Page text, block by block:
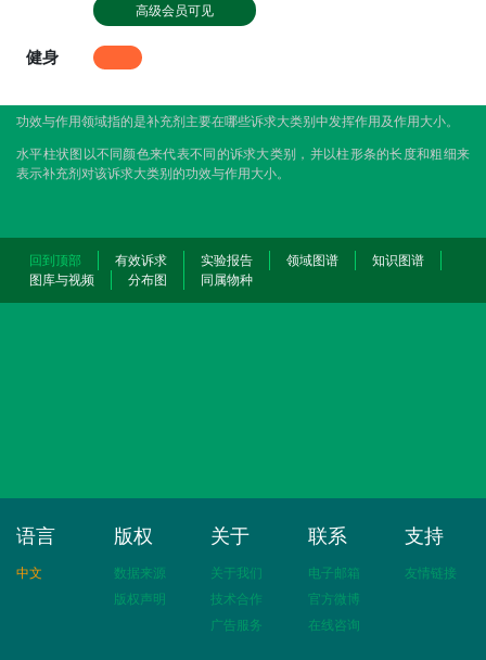
高级会员可见
健身
功效与作用领域指的是补充剂主要在哪些诉求大类别中发挥作用及作用大小。
水平柱状图以不同颜色来代表不同的诉求大类别，并以柱形条的长度和粗细来
表示补充剂对该诉求大类别的功效与作用大小。
回到顶部 有效诉求 实验报告 领域图谱
知识图谱
图库与视频
分布图 同属物种
语言
中文
版权
数据来源
版权声明
关于
关于我们
技术合作
广告服务
联系
电子邮箱
官方微博
在线咨询
支持
友情链接